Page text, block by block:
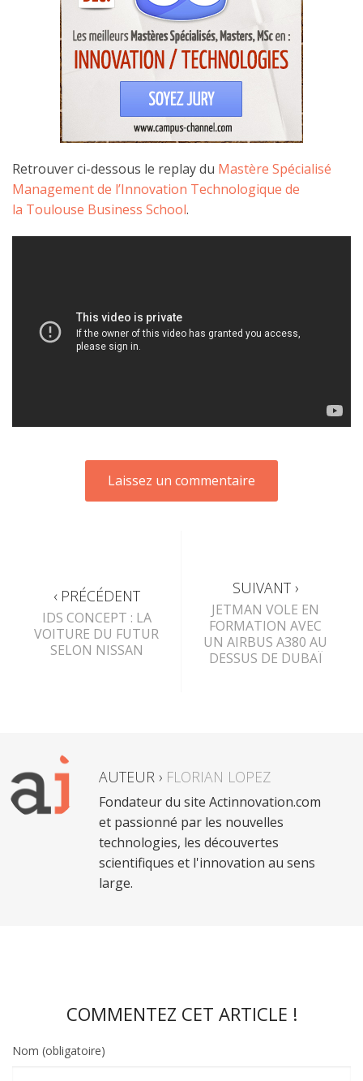
Retrouver ci-dessous le replay du Mastère Spécialisé
Management de l’Innovation Technologique de
la Toulouse Business School.
‹ PRÉCÉDENT
IDS CONCEPT : LA
VOITURE DU FUTUR
SELON NISSAN
SUIVANT ›
JETMAN VOLE EN
FORMATION AVEC
UN AIRBUS A380 AU
DESSUS DE DUBAÏ
AUTEUR › FLORIAN LOPEZ
Fondateur du site Actinnovation.com
et passionné par les nouvelles
technologies, les découvertes
scientifiques et l'innovation au sens
large.
COMMENTEZ CET ARTICLE !
Nom (obligatoire)